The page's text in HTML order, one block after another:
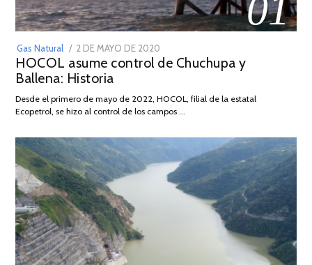
01
Gas Natural
POSTED
ON
2 DE MAYO DE 2020
DE
2026
HOCOL asume control de Chuchupa y
Ballena: Historia
Desde el primero de mayo de 2022, HOCOL, filial de la estatal
Ecopetrol, se hizo al control de los campos …